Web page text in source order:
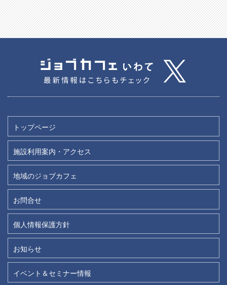
トップページ
施設利用案内・アクセス
地域のジョブカフェ
お問合せ
個人情報保護方針
お知らせ
イベント＆セミナー情報